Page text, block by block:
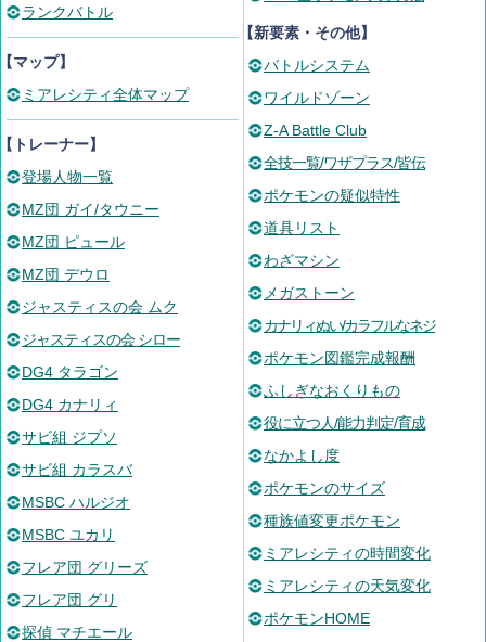
ランクバトル
マップ】
ミアレシティ全体マップ
トレーナー】
登場人物一覧
MZ団 ガイ/タウニー
MZ団 ピュール
MZ団 デウロ
ジャスティスの会 ムク
ジャスティスの会 シロー
DG4 タラゴン
DG4 カナリィ
サビ組 ジプソ
サビ組 カラスバ
MSBC ハルジオ
MSBC ユカリ
フレア団 グリーズ
フレア団 グリ
探偵 マチエール
【新要素・その他】
バトルシステム
ワイルドゾーン
Z-A Battle Club
全技一覧/ワザプラス/皆伝
ポケモンの疑似特性
道具リスト
わざマシン
メガストーン
カナリィぬい/カラフルなネジ
ポケモン図鑑完成報酬
ふしぎなおくりもの
役に立つ人/能力判定/育成
なかよし度
ポケモンのサイズ
種族値変更ポケモン
ミアレシティの時間変化
ミアレシティの天気変化
ポケモンHOME